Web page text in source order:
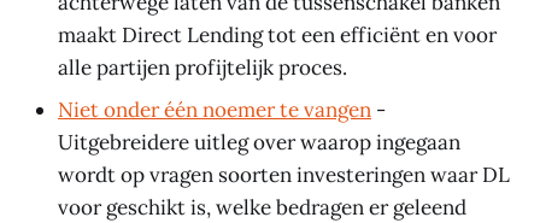
maakt Direct Lending tot een efficiënt en voor
alle partijen profijtelijk proces.
Niet onder één noemer te vangen -
Uitgebreidere uitleg over waarop ingegaan
wordt op vragen soorten investeringen waar DL
voor geschikt is, welke bedragen er geleend